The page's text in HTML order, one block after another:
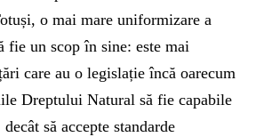
o mai mare uniformizare a
fie un scop în sine: este mai
care au o legislație încă oarecum
Dreptului Natural să fie capabile
să accepte standarde